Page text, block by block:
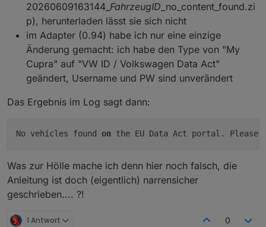
20260609163144_ FahrzeugID _no_content_found.zi
p), herunterladen lässt sie sich nicht
im Adapter (0.94) habe ich nur eine einzige
Änderung gemacht: ich habe den Type von "My
Cupra" auf "VW ID / Volkswagen Data Act"
geändert, Username und PW sind unverändert
Das Ergebnis im Log sagt dann:
No vehicles found on the EU Data Act portal.
Was zur Hölle mache ich denn hier noch falsch, die
Anleitung ist doch (eigentlich) narrensicher
geschrieben.... ?!
1 Antwort 0